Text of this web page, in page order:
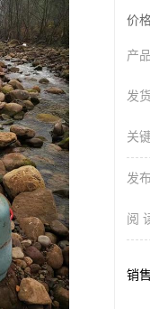
价格
产
发
关
发
阅
销